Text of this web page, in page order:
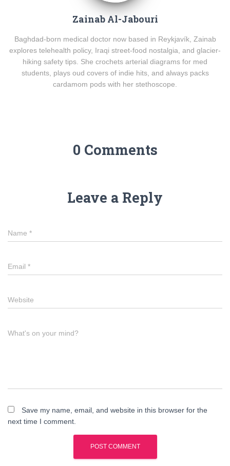
Zainab Al-Jabouri
Baghdad-born medical doctor now based in Reykjavík, Zainab
explores telehealth policy, Iraqi street-food nostalgia, and glacier-
hiking safety tips. She crochets arterial diagrams for med
students, plays oud covers of indie hits, and always packs
cardamom pods with her stethoscope.
0 Comments
Leave a Reply
Name *
Email *
Website
What's on your mind?
Save my name, email, and website in this browser for the
next time I comment.